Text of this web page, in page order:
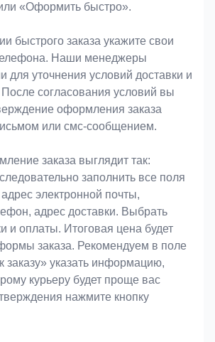
«Оформить быстро».
быстрого заказа укажите свои
Наши менеджеры
для уточнения условий доставки и
согласования условий вы
оформления заказа
или смс-сообщением.
заказа выглядит так:
заполнить все поля
электронной почты,
адрес доставки. Выбрать
и оплаты. Итоговая цена будет
заказа. Рекомендуем в поле
заказу» указать информацию,
курьеру будет проще вас
нажмите кнопку